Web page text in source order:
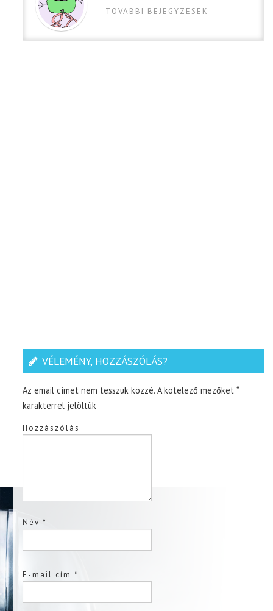
TOVABBI BEJEGYZESEK
VÉLEMÉNY, HOZZÁSZÓLÁS?
Az email címet nem tesszük közzé. A kötelező mezőket*
karakterrel jelöltük
Hozzászólás
Név*
E-mail cím*